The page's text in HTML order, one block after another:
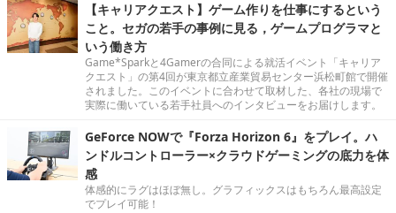
【キャリアクエスト】ゲーム作りを仕事にするという
こと。セガの若手の事例に見る，ゲームプログラマと
いう働き方
Game*Sparkと4Gamerの合同による就活イベント「キャリア
クエスト」の第4回が東京都立産業貿易センター浜松町館で開催
されました。このイベントに合わせて取材した、各社の現場で
実際に働いている若手社員へのインタビューをお届けします。
GeForce NOWで『Forza Horizon 6』をプレイ。ハ
ンドルコントローラー×クラウドゲーミングの底力を体
感
体感的にラグはほぼ無し。グラフィックスはもちろん最高設定
でプレイ可能！